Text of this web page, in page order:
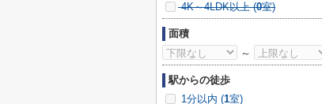
4K～4LDK以上 (0室)
面積
～
駅からの徒歩
1分以内 (1室)